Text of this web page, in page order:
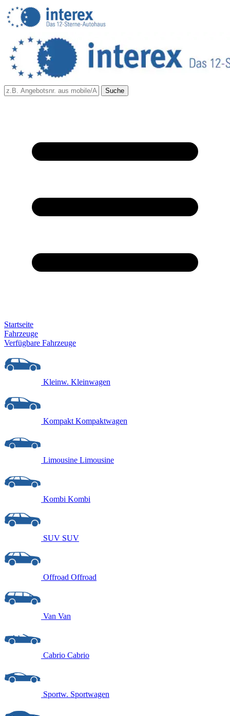
Suche
Startseite
Fahrzeuge
Verfügbare Fahrzeuge
Kleinw. Kleinwagen
Kompakt Kompaktwagen
Limousine Limousine
Kombi Kombi
SUV SUV
Offroad Offroad
Van Van
Cabrio Cabrio
Sportw. Sportwagen